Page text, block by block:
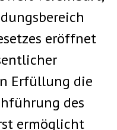
eröffnet
Erfüllung die
des
ermöglicht